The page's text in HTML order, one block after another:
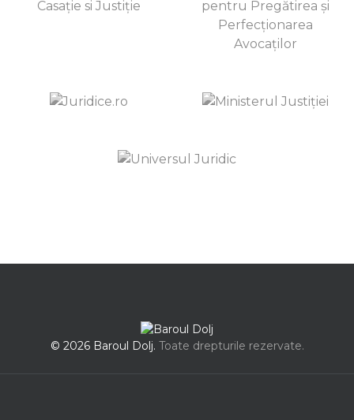
© 2026 Baroul Dolj. Toate drepturile rezervate.